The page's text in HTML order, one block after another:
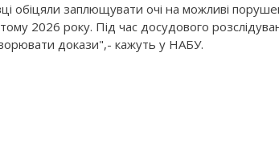
обіцяли заплющувати очі на можливі
2026 року. Під час досудового
докази",- кажуть у НАБУ.